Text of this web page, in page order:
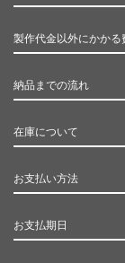
製作代金以外にかかる
納品までの流れ
在庫について
お支払い方法
お支払期日